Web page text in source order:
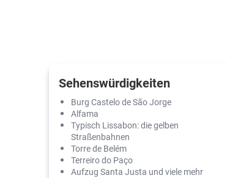
Sehenswürdigkeiten
Burg Castelo de São Jorge
Alfama
Typisch Lissabon: die gelben
Straßenbahnen
Torre de Belém
Terreiro do Paço
Aufzug Santa Justa und viele mehr